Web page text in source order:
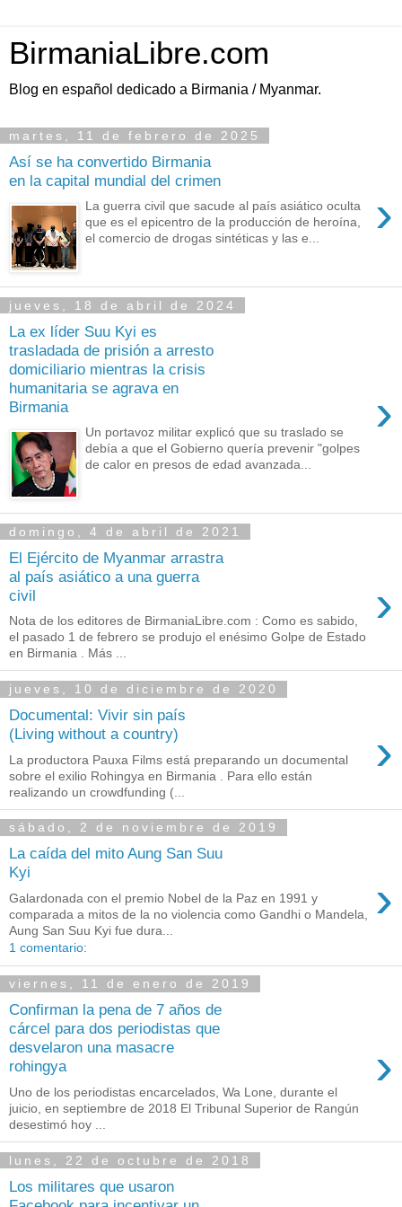
BirmaniaLibre.com
Blog en español dedicado a Birmania / Myanmar.
martes, 11 de febrero de 2025
Así se ha convertido Birmania
en la capital mundial del crimen
›
La guerra civil que sacude al país asiático oculta
que es el epicentro de la producción de heroína,
el comercio de drogas sintéticas y las e...
jueves, 18 de abril de 2024
La ex líder Suu Kyi es
trasladada de prisión a arresto
domiciliario mientras la crisis
humanitaria se agrava en
Birmania
›
Un portavoz militar explicó que su traslado se
debía a que el Gobierno quería prevenir "golpes
de calor en presos de edad avanzada...
domingo, 4 de abril de 2021
El Ejército de Myanmar arrastra
al país asiático a una guerra
civil
›
Nota de los editores de BirmaniaLibre.com : Como es sabido,
el pasado 1 de febrero se produjo el enésimo Golpe de Estado
en Birmania . Más ...
jueves, 10 de diciembre de 2020
Documental: Vivir sin país
(Living without a country)
›
La productora Pauxa Films está preparando un documental
sobre el exilio Rohingya en Birmania . Para ello están
realizando un crowdfunding (...
sábado, 2 de noviembre de 2019
La caída del mito Aung San Suu
Kyi
›
Galardonada con el premio Nobel de la Paz en 1991 y
comparada a mitos de la no violencia como Gandhi o Mandela,
Aung San Suu Kyi fue dura...
1 comentario:
viernes, 11 de enero de 2019
Confirman la pena de 7 años de
cárcel para dos periodistas que
desvelaron una masacre
rohingya
›
Uno de los periodistas encarcelados, Wa Lone, durante el
juicio, en septiembre de 2018 El Tribunal Superior de Rangún
desestimó hoy ...
lunes, 22 de octubre de 2018
Los militares que usaron